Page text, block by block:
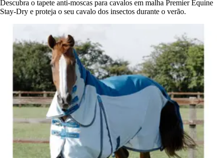
Descubra o tapete anti-moscas para cavalos em malha Premier Equine
Stay-Dry e proteja o seu cavalo dos insectos durante o verão.